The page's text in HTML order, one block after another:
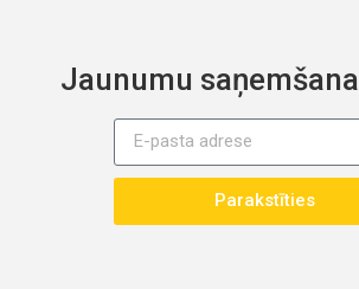
Jaunumu
Parakstīties